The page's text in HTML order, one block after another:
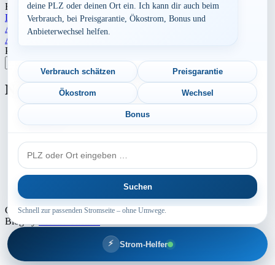
By
Dominik Laube23. Juli 2026 Bayern
Landkreis Freyung-Grafenau
Beitragsnavigation
Aktuelle Strompreise in 17495 Karlsburg
Aktuelle Strompreise in 97280 Remlingen
Postleitzahl eingeben
Suchen
Neu berechnet
Aktuelle Strompreise in 38889 Blankenburg, Oberharz am
Brocken
Aktuelle Strompreise in 54595 Prüm
Aktuelle Strompreise in 65629 Niederneisen
Copyright © 2024 - 2026 INTERMEDIA GROUP - Theme Marsh
Blog by
⚡ Strom-Helfer
deine PLZ oder deinen Ort ein. Ich kann dir auch beim
Verbrauch, bei Preisgarantie, Ökostrom, Bonus und
Anbieterwechsel helfen.
Verbrauch schätzen Preisgarantie
Ökostrom Wechsel
Bonus
PLZ
oder
Ort
Suchen
Schnell zur passenden Stromseite – ohne Umwege.